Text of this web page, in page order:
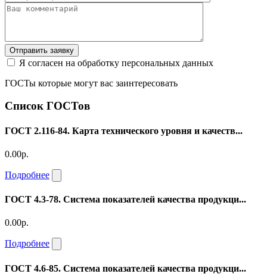
Отправить заявку
Я согласен на обработку персональных данных
ГОСТы которые могут вас заинтересовать
Список ГОСТов
ГОСТ 2.116-84. Карта технического уровня и качеств...
0.00р.
Подробнее
ГОСТ 4.3-78. Система показателей качества продукци...
0.00р.
Подробнее
ГОСТ 4.6-85. Система показателей качества продукци...